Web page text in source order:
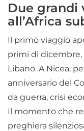
Due grandi
all’Africa
Il primo viaggio
primi di dicembre,
Libano. A Nicea,
anniversario del
da guerra, crisi
Il momento che
preghiera